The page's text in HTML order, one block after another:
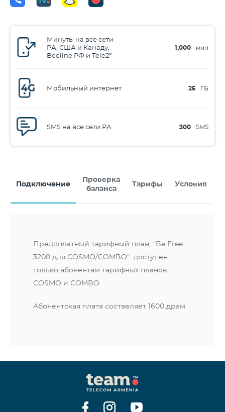
Минуты на все сети
РА, США и Канаду,
Beeline РФ и Tele2*
1,000 мин
Мобильный интернет 25 ГБ
SMS на все сети РА 300 SMS
Подключение
Проверка
баланса
Тарифы Условия
Предоплатный тарифный план "Be Free
3200 для COSMO/COMBO" доступен
только абонентам тарифных планов
COSMO и COMBO
Абонентская плата составляет 1600 драм